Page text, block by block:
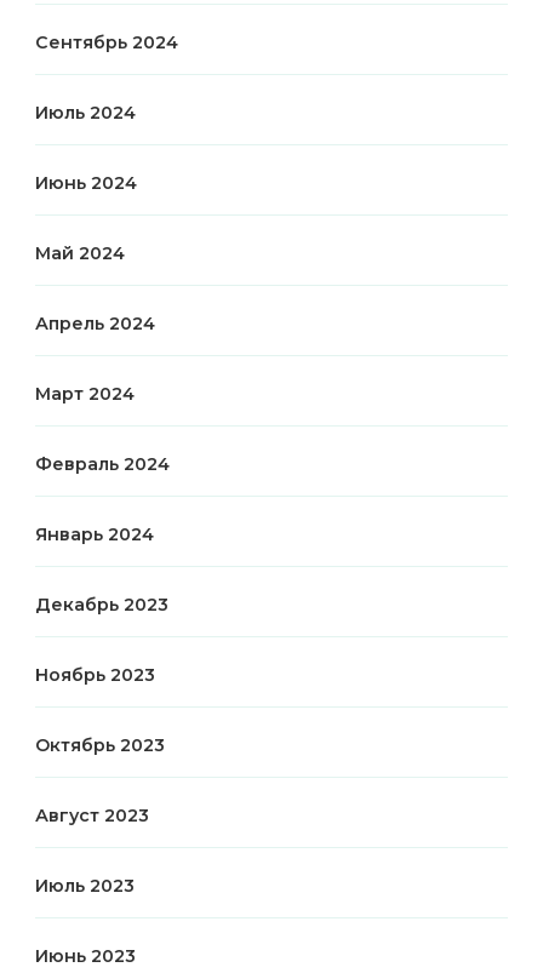
Сентябрь 2024
Июль 2024
Июнь 2024
Май 2024
Апрель 2024
Март 2024
Февраль 2024
Январь 2024
Декабрь 2023
Ноябрь 2023
Октябрь 2023
Август 2023
Июль 2023
Июнь 2023